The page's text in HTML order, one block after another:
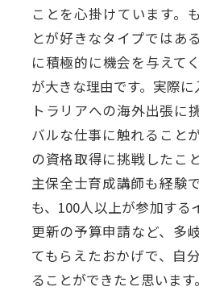
ことを心掛けています。
とが好きなタイプではあ
に積極的に機会を与えて
が大きな理由です。実際
トラリアへの海外出張に
バルな仕事に触れること
の資格取得に挑戦したこ
主保全士育成講師も経験
も、100人以上が参加する
更新の予算申請など、多
てもらえたおかげで、自
ることができたと思います。